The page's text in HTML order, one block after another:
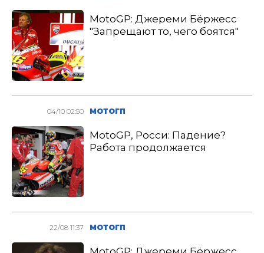
MotoGP: Джереми Бёржесс
"Запрещают то, чего боятся"
04/10 02:50 МОТОГП
MotoGP, Росси: Падение?
Работа продолжается
22/08 11:37 МОТОГП